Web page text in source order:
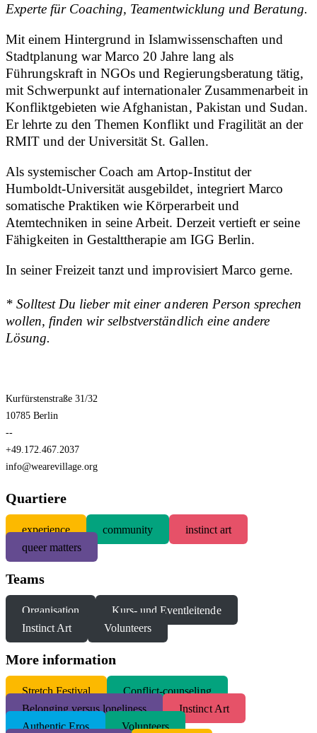
Experte für Coaching, Teamentwicklung und Beratung.
Mit einem Hintergrund in Islamwissenschaften und
Stadtplanung war Marco 20 Jahre lang als
Führungskraft in NGOs und Regierungsberatung tätig,
mit Schwerpunkt auf internationaler Zusammenarbeit in
Konfliktgebieten wie Afghanistan, Pakistan und Sudan.
Er lehrte zu den Themen Konflikt und Fragilität an der
RMIT und der Universität St. Gallen.
Als systemischer Coach am Artop-Institut der
Humboldt-Universität ausgebildet, integriert Marco
somatische Praktiken wie Körperarbeit und
Atemtechniken in seine Arbeit. Derzeit vertieft er seine
Fähigkeiten in Gestalttherapie am IGG Berlin.
In seiner Freizeit tanzt und improvisiert Marco gerne.
* Solltest Du lieber mit einer anderen Person sprechen
wollen, finden wir selbstverständlich eine andere
Lösung.
Kurfürstenstraße 31/32
10785 Berlin
--
+49.172.467.2037
info@wearevillage.org
Quartiere
experience community
instinct art
queer matters
Teams
Organisation
Kurs- und Eventleitende
Instinct Art
Volunteers
More information
Stretch Festival
Conflict-counseling
Belonging versus loneliness
Instinct Art
Authentic Eros
Volunteers